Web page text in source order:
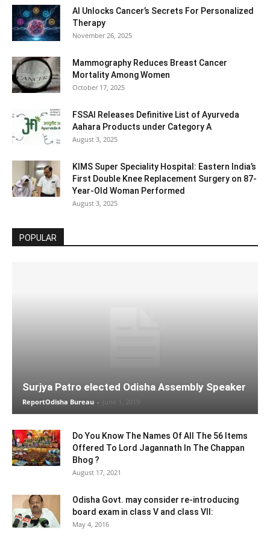
AI Unlocks Cancer’s Secrets For Personalized
Therapy
November 26, 2025
Mammography Reduces Breast Cancer
Mortality Among Women
October 17, 2025
FSSAI Releases Definitive List of Ayurveda
Aahara Products under Category A
August 3, 2025
KIMS Super Speciality Hospital: Eastern India’s
First Double Knee Replacement Surgery on 87-
Year-Old Woman Performed
August 3, 2025
POPULAR
Surjya Patro elected Odisha Assembly Speaker
ReportOdisha Bureau - June 1, 2019
Do You Know The Names Of All The 56 Items
Offered To Lord Jagannath In The Chappan
Bhog ?
August 17, 2021
Odisha Govt. may consider re-introducing
board exam in class V and class VII:
May 4, 2016